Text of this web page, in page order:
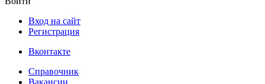
Вход на сайт
Регистрация
Вконтакте
Справочник
Вакансии